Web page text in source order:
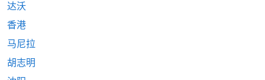
达沃
香港
马尼拉
胡志明